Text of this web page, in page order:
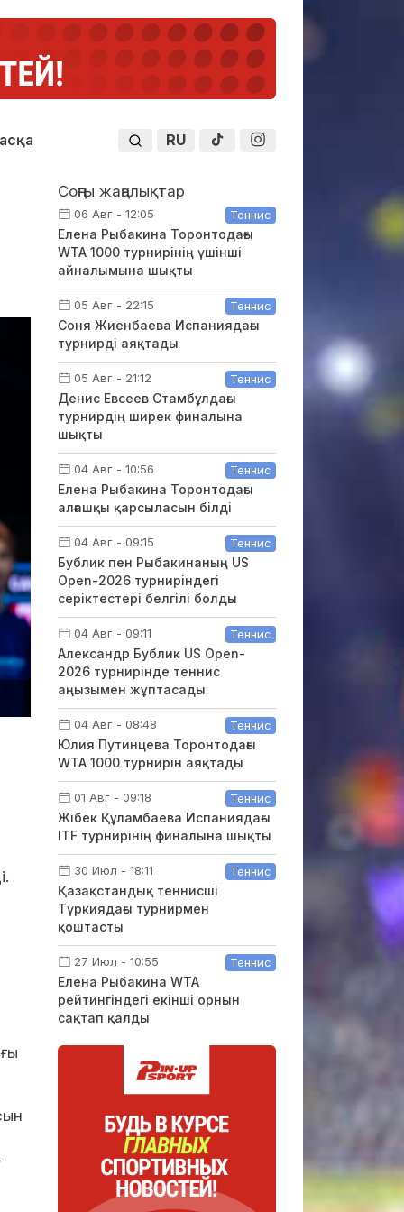
RU
Соңғы жаңалықтар
06 Авг - 12:05 Теннис
Елена Рыбакина Торонтодағы
WTA 1000 турнирінің үшінші
айналымына шықты
05 Авг - 22:15 Теннис
Соня Жиенбаева Испаниядағы
турнирді аяқтады
05 Авг - 21:12 Теннис
Денис Евсеев Стамбұлдағы
турнирдің ширек финалына
шықты
04 Авг - 10:56 Теннис
Елена Рыбакина Торонтодағы
алғашқы қарсыласын білді
04 Авг - 09:15 Теннис
Бублик пен Рыбакинаның US
Open-2026 турниріндегі
серіктестері белгілі болды
04 Авг - 09:11 Теннис
Александр Бублик US Open-
2026 турнирінде теннис
аңызымен жұптасады
04 Авг - 08:48 Теннис
Юлия Путинцева Торонтодағы
WTA 1000 турнирін аяқтады
01 Авг - 09:18 Теннис
Жібек Құламбаева Испаниядағы
ITF турнирінің финалына шықты
30 Июл - 18:11 Теннис
Қазақстандық теннисші
Түркиядағы турнирмен
қоштасты
27 Июл - 10:55 Теннис
Елена Рыбакина WTA
рейтингіндегі екінші орнын
сақтап қалды